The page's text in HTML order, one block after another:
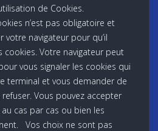
de Cookies.
n’est pas obligatoire et
votre navigateur pour qu’il
cookies. Votre navigateur peut
vous signaler les cookies qui
terminal et vous demander de
Vous pouvez accepter
cas par cas ou bien les
Vos choix ne sont pas